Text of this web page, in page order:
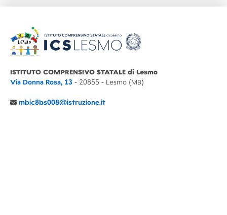
ISTITUTO COMPRENSIVO STATALE di Lesmo
Via Donna Rosa, 13 - 20855 - Lesmo (MB)
mbic8bs008@istruzione.it